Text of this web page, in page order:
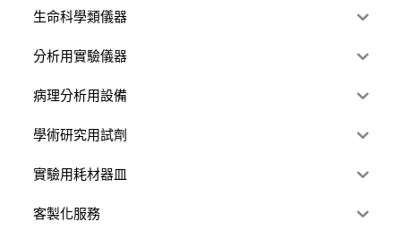
生命科學類儀器
分析用實驗儀器
病理分析用設備
學術研究用試劑
實驗用耗材器皿
客製化服務